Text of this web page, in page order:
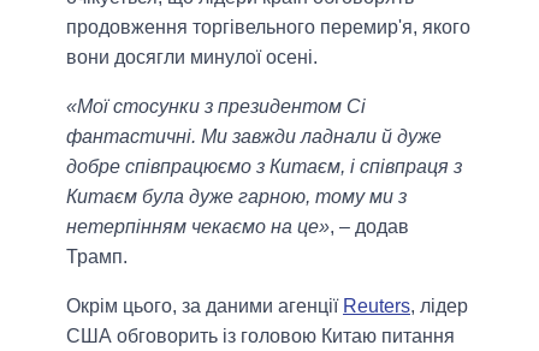
продовження торгівельного перемир'я, якого
вони досягли минулої осені.
«Мої стосунки з президентом Сі
фантастичні. Ми завжди ладнали й дуже
добре співпрацюємо з Китаєм, і співпраця з
Китаєм була дуже гарною, тому ми з
нетерпінням чекаємо на це», – додав
Трамп.
Окрім цього, за даними агенції Reuters, лідер
США обговорить із головою Китаю питання